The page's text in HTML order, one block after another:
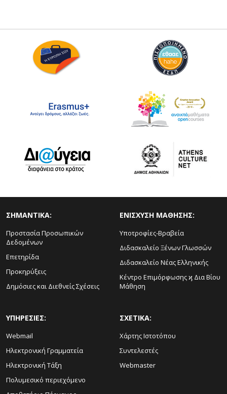
ΣΗΜΑΝΤΙΚΑ:
Προστασία Προσωπικών
Δεδομένων
Επετηρίδα
Προκηρύξεις
Δημόσιες και Διεθνείς Σχέσεις
ΕΝΙΣΧΥΣΗ ΜΑΘΗΣΗΣ:
Υποτροφίες-Βραβεία
Διδασκαλείο Ξένων Γλωσσών
Διδασκαλείο Νέας Ελληνικής
Κέντρο Επιμόρφωσης ϗ Δια Βίου
Μάθηση
ΥΠΗΡΕΣΙΕΣ:
Webmail
Ηλεκτρονική Γραμματεία
Ηλεκτρονική Τάξη
Πολυμεσικό περιεχόμενο
ΣΧΕΤΙΚΑ:
Χάρτης Ιστοτόπου
Συντελεστές
Webmaster